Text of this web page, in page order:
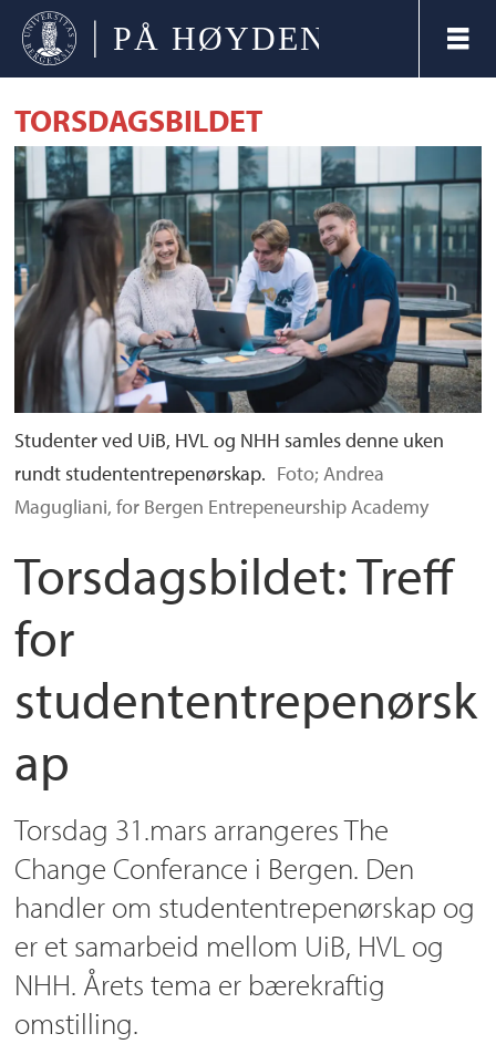
TORSDAGSBILDET
Studenter ved UiB, HVL og NHH samles denne uken
rundt studententrepenørskap. Foto; Andrea
Magugliani, for Bergen Entrepeneurship Academy
Torsdagsbildet: Treff
for
studententrepenørsk
ap
Torsdag 31.mars arrangeres The
Change Conferance i Bergen. Den
handler om studententrepenørskap og
er et samarbeid mellom UiB, HVL og
NHH. Årets tema er bærekraftig
omstilling.